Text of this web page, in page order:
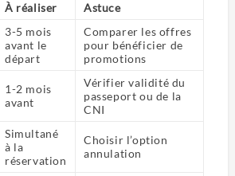
À réaliser Astuce
3-5 mois
avant le
départ
Comparer les offres
pour bénéficier de
promotions
1-2 mois
avant
Vérifier validité du
passeport ou de la
CNI
Simultané
à la
réservation
Choisir l’option
annulation